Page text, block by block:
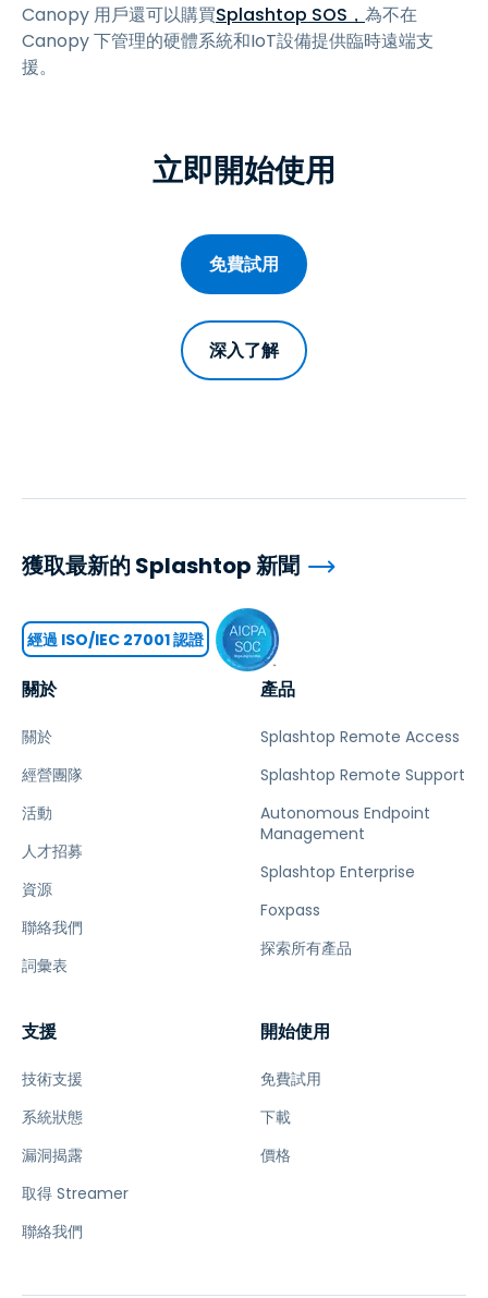
Canopy 用戶還可以購買Splashtop SOS， 為不在
Canopy 下管理的硬體系統和IoT設備提供臨時遠端支
援。
立即開始使用
免費試用
深入了解
關於
關於
經營團隊
活動
人才招募
資源
聯絡我們
詞彙表
產品
Splashtop Remote Access
Splashtop Remote Support
Autonomous Endpoint
Management
Splashtop Enterprise
Foxpass
探索所有產品
支援
技術支援
系統狀態
漏洞揭露
取得 Streamer
聯絡我們
開始使用
免費試用
下載
價格
獲取最新的 Splashtop 新聞
經過 ISO/IEC 27001 認證